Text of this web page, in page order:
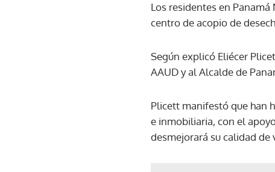
Los residentes en
centro de acopio de
Según explicó Eliécer
AAUD y al Alcalde de
Plicett manifestó que han
e inmobiliaria, con el
desmejorará su calidad de